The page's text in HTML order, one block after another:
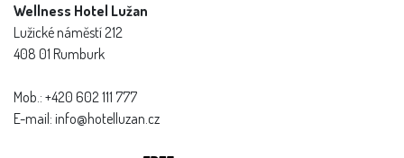
Wellness Hotel Lužan
Lužické náměstí 212
408 01 Rumburk
Mob.: +420 602 111 777
E-mail: info@hotelluzan.cz